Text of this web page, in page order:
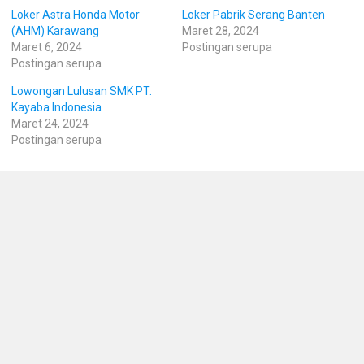
Loker Astra Honda Motor
(AHM) Karawang
Maret 6, 2024
Postingan serupa
Loker Pabrik Serang Banten
Maret 28, 2024
Postingan serupa
Lowongan Lulusan SMK PT.
Kayaba Indonesia
Maret 24, 2024
Postingan serupa